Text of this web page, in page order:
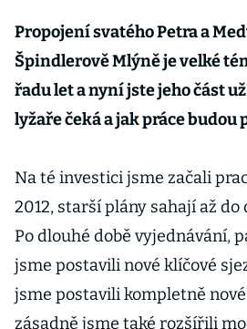
Propojení svatého Petra a
Špindlerově Mlýně je velké
řadu let a nyní jste jeho část
lyžaře čeká a jak práce budou
Na té investici jsme začali
2012, starší plány sahají až
Po dlouhé době vyjednávání,
jsme postavili nové klíčové
jsme postavili kompletně
zásadně jsme také rozšířili